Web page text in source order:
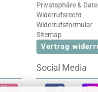
Privatsphäre &
Widerrufsrecht
Widerrufsformular
Sitemap
Vertrag
Social Media